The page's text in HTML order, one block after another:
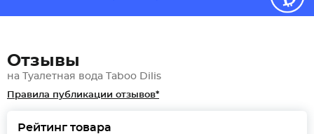
Отзывы
на Туалетная вода Taboo Dilis
Правила публикации отзывов*
Рейтинг товара